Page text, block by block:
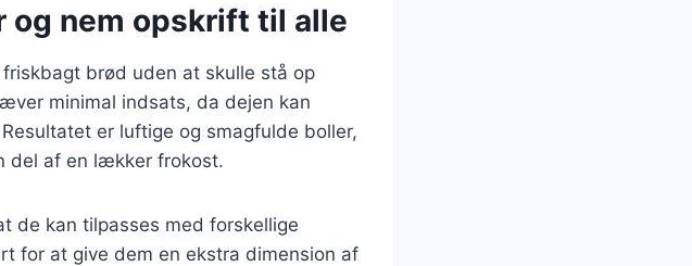
nem opskrift til alle
brød uden at skulle stå op
minimal indsats, da dejen kan
er luftige og smagfulde boller,
del af en lækker frokost.
de kan tilpasses med forskellige
for at give dem en ekstra dimension af